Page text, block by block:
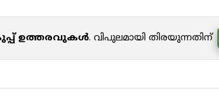
ഉത്തരവുകൾ. വിപുലമായി തിരയുന്നതിന്